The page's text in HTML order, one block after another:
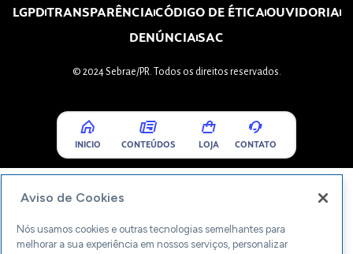
LGPDTRANSPARÊNCIACÓDIGO DE ÉTICAOUVIDORIA
DENÚNCIASAC
© 2024 Sebrae/PR. Todos os direitos reservados.
INICIO CONTEÚDOS LOJA CONTATO
Aviso de Cookies
Nós usamos cookies e outras tecnologias semelhantes para
melhorar a sua experiência em nossos serviços, personalizar